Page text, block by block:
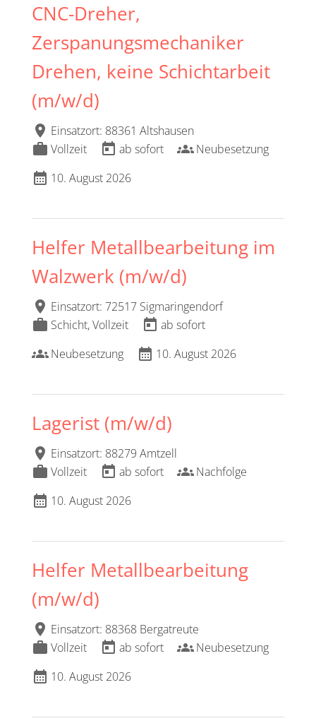
CNC-Dreher,
Zerspanungsmechaniker
Drehen, keine Schichtarbeit
(m/w/d)
location_on Einsatzort: 88361 Altshausen
work Vollzeit today ab sofort groupsNeubesetzung
calendar_month 10. August 2026
Helfer Metallbearbeitung im
Walzwerk (m/w/d)
location_on Einsatzort: 72517 Sigmaringendorf
work Schicht, Vollzeit today ab sofort
groupsNeubesetzung calendar_month 10. August 2026
Lagerist (m/w/d)
location_on Einsatzort: 88279 Amtzell
work Vollzeit today ab sofort groupsNachfolge
calendar_month 10. August 2026
Helfer Metallbearbeitung
(m/w/d)
location_on Einsatzort: 88368 Bergatreute
work Vollzeit today ab sofort groupsNeubesetzung
calendar_month 10. August 2026